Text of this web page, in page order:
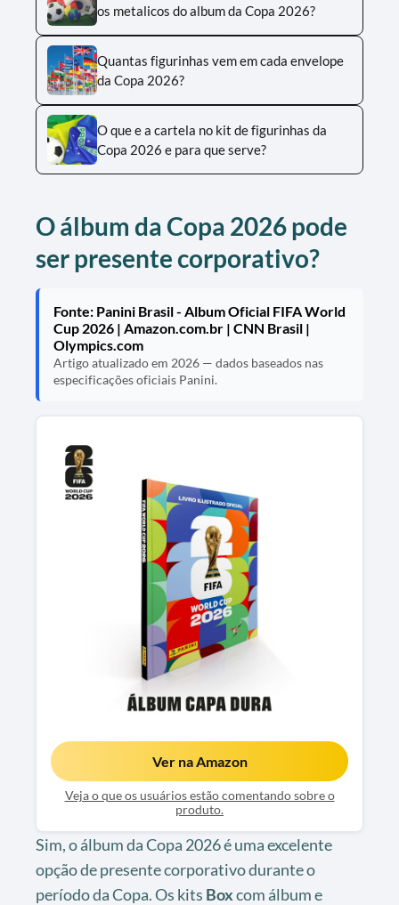
os metalicos do album da Copa 2026?
Quantas figurinhas vem em cada envelope
da Copa 2026?
O que e a cartela no kit de figurinhas da
Copa 2026 e para que serve?
O álbum da Copa 2026 pode
ser presente corporativo?
Fonte: Panini Brasil - Album Oficial FIFA World
Cup 2026 | Amazon.com.br | CNN Brasil |
Olympics.com
Artigo atualizado em 2026 — dados baseados nas
especificações oficiais Panini.
Ver na Amazon
Veja o que os usuários estão comentando sobre o
produto.
Sim, o álbum da Copa 2026 é uma excelente
opção de presente corporativo durante o
período da Copa. Os kits Boxcom álbum e